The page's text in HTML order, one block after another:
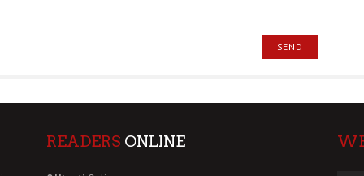
READERS ONLINE